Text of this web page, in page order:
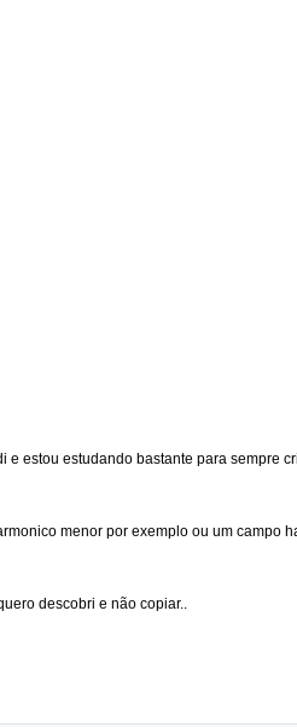
e estou estudando bastante para sempre
menor por exemplo ou um campo
descobri e não copiar..